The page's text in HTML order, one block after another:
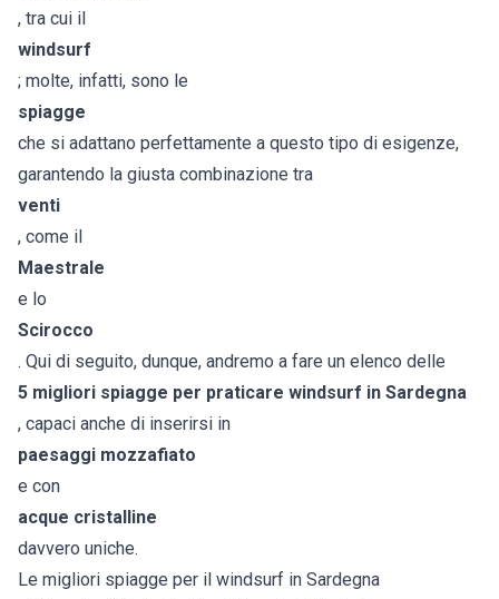
, tra cui il
windsurf
; molte, infatti, sono le
spiagge
che si adattano perfettamente a questo tipo di esigenze,
garantendo la giusta combinazione tra
venti
, come il
Maestrale
e lo
Scirocco
. Qui di seguito, dunque, andremo a fare un elenco delle
5 migliori spiagge per praticare windsurf in Sardegna
, capaci anche di inserirsi in
paesaggi mozzafiato
e con
acque cristalline
davvero uniche.
Le migliori spiagge per il windsurf in Sardegna